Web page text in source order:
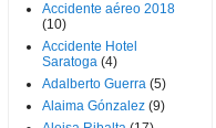
Accidente aéreo 2018
(10)
Accidente Hotel
Saratoga (4)
Adalberto Guerra (5)
Alaima Gónzalez (9)